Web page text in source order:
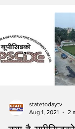
statetodaytv
Aug 1, 2021
2